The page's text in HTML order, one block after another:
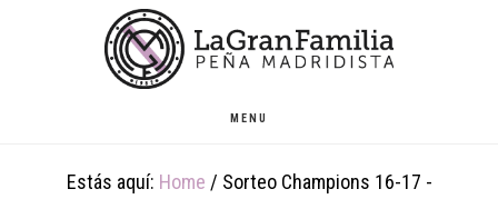
MENU
Estás aquí: Home / Sorteo Champions 16-17 -